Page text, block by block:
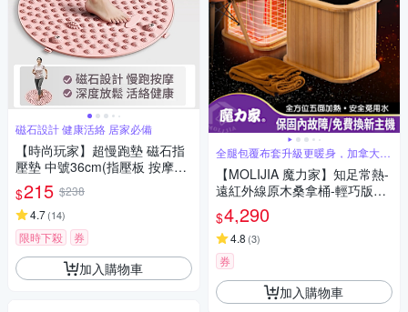
磁石設計 健康活絡 居家必備
【時尚玩家】超慢跑墊 磁石指
壓墊 中號36cm(指壓板 按摩腳
踏墊 足底按摩)
$215 $238
4.7(14)
限時下殺 券
加入購物車
全腿包覆布套升級更暖身，加拿大鐵
杉木
【MOLIJIA 魔力家】知足常熱-
遠紅外線原木桑拿桶-輕巧版小
型-單口款(泡腳機/泡腳桶/足浴
機/蒸腳機/烘腳機/暖腳機)
$4,290
4.8 (3)
券
加入購物車